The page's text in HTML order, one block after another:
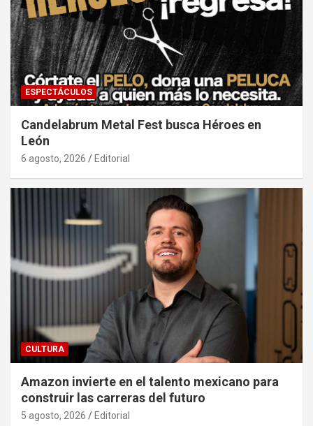
ESPECTÁCULOS
Candelabrum Metal Fest busca Héroes en
León
6 agosto, 2026 Editorial
CULTURA
Amazon invierte en el talento mexicano para
construir las carreras del futuro
5 agosto, 2026 Editorial